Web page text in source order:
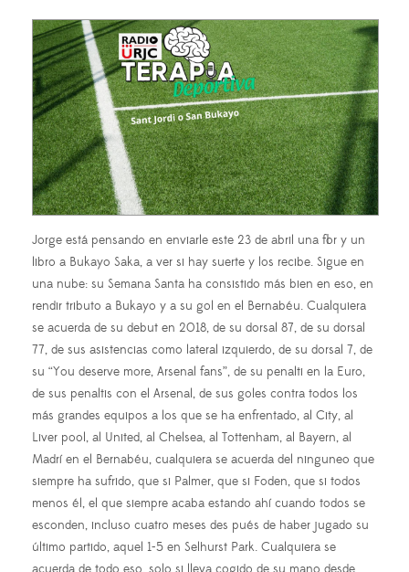
Jorge está pensando en enviarle este 23 de abril una flor y un
libro a Bukayo Saka, a ver si hay suerte y los recibe. Sigue en
una nube: su Semana Santa ha consistido más bien en eso, en
rendir tributo a Bukayo y a su gol en el Bernabéu. Cualquiera
se acuerda de su debut en 2018, de su dorsal 87, de su dorsal
77, de sus asistencias como lateral izquierdo, de su dorsal 7, de
su “You deserve more, Arsenal fans”, de su penalti en la Euro,
de sus penaltis con el Arsenal, de sus goles contra todos los
más grandes equipos a los que se ha enfrentado, al City, al
Liver pool, al United, al Chelsea, al Tottenham, al Bayern, al
Madrí en el Bernabéu, cualquiera se acuerda del ninguneo que
siempre ha sufrido, que si Palmer, que si Foden, que si todos
menos él, el que siempre acaba estando ahí cuando todos se
esconden, incluso cuatro meses des pués de haber jugado su
último partido, aquel 1-5 en Selhurst Park. Cualquiera se